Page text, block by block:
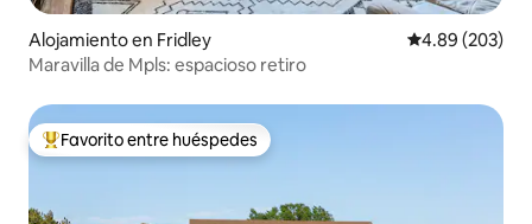
Alojamiento en Fridley Calificación
4.89 (203)
Maravilla de Mpls: espacioso retiro
Favorito entre huéspedes preferido
Favorito entre huéspedes